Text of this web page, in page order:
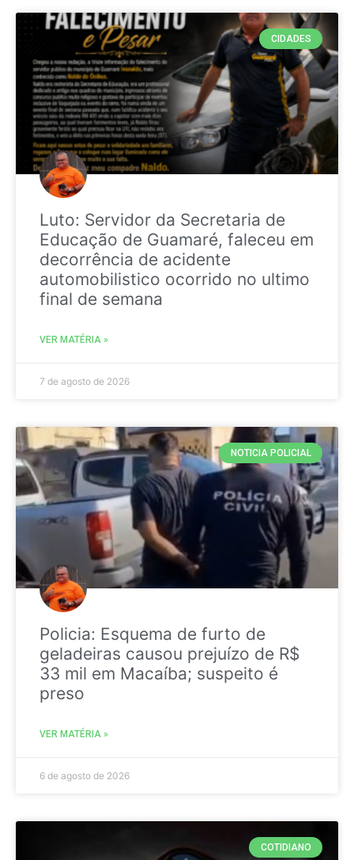
CIDADES
Luto: Servidor da Secretaria de
Educação de Guamaré, faleceu em
decorrência de acidente
automobilistico ocorrido no ultimo
final de semana
VER MATÉRIA »
7 de agosto de 2026
NOTICIA POLICIAL
Policia: Esquema de furto de
geladeiras causou prejuízo de R$
33 mil em Macaíba; suspeito é
preso
VER MATÉRIA »
6 de agosto de 2026
COTIDIANO